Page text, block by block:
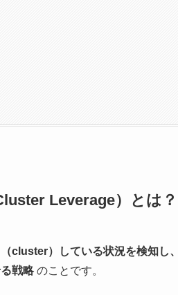
Leverage）とは？
cluster）している状況を検知し、
戦略のことです。